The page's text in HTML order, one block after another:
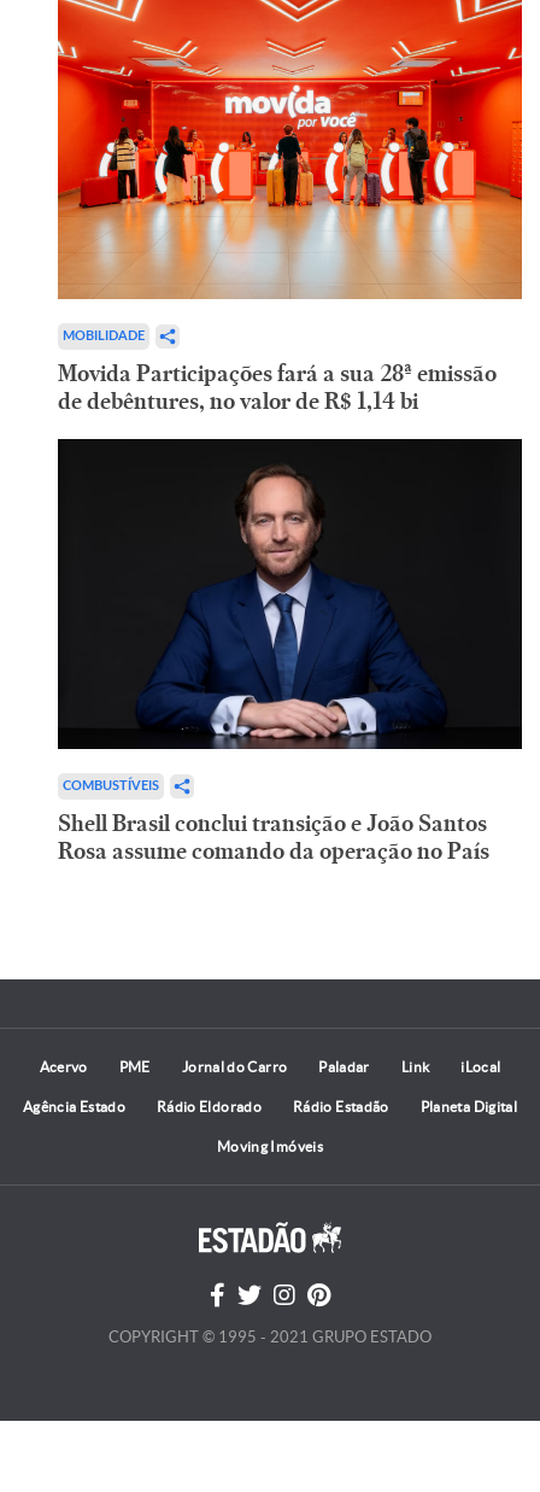
MOBILIDADE
Movida Participações fará a sua 28ª emissão
de debêntures, no valor de R$ 1,14 bi
COMBUSTÍVEIS
Shell Brasil conclui transição e João Santos
Rosa assume comando da operação no País
Acervo PME Jornal do Carro Paladar Link iLocal
Agência Estado Rádio Eldorado Rádio Estadão Planeta Digital
Moving Imóveis
COPYRIGHT © 1995 - 2021 GRUPO ESTADO